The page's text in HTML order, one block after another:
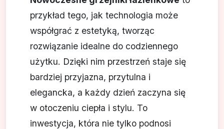
przykład tego, jak technologia może
współgrać z estetyką, tworząc
rozwiązanie idealne do codziennego
użytku. Dzięki nim przestrzeń staje się
bardziej przyjazna, przytulna i
elegancka, a każdy dzień zaczyna się
w otoczeniu ciepła i stylu. To
inwestycja, która nie tylko podnosi